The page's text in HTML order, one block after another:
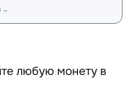
→
любую монету в